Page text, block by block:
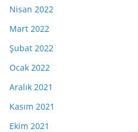
Nisan 2022
Mart 2022
Şubat 2022
Ocak 2022
Aralık 2021
Kasım 2021
Ekim 2021